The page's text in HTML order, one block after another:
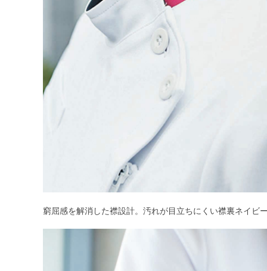
窮屈感を解消した襟設計。汚れが目立ちにくい襟裏ネイビ